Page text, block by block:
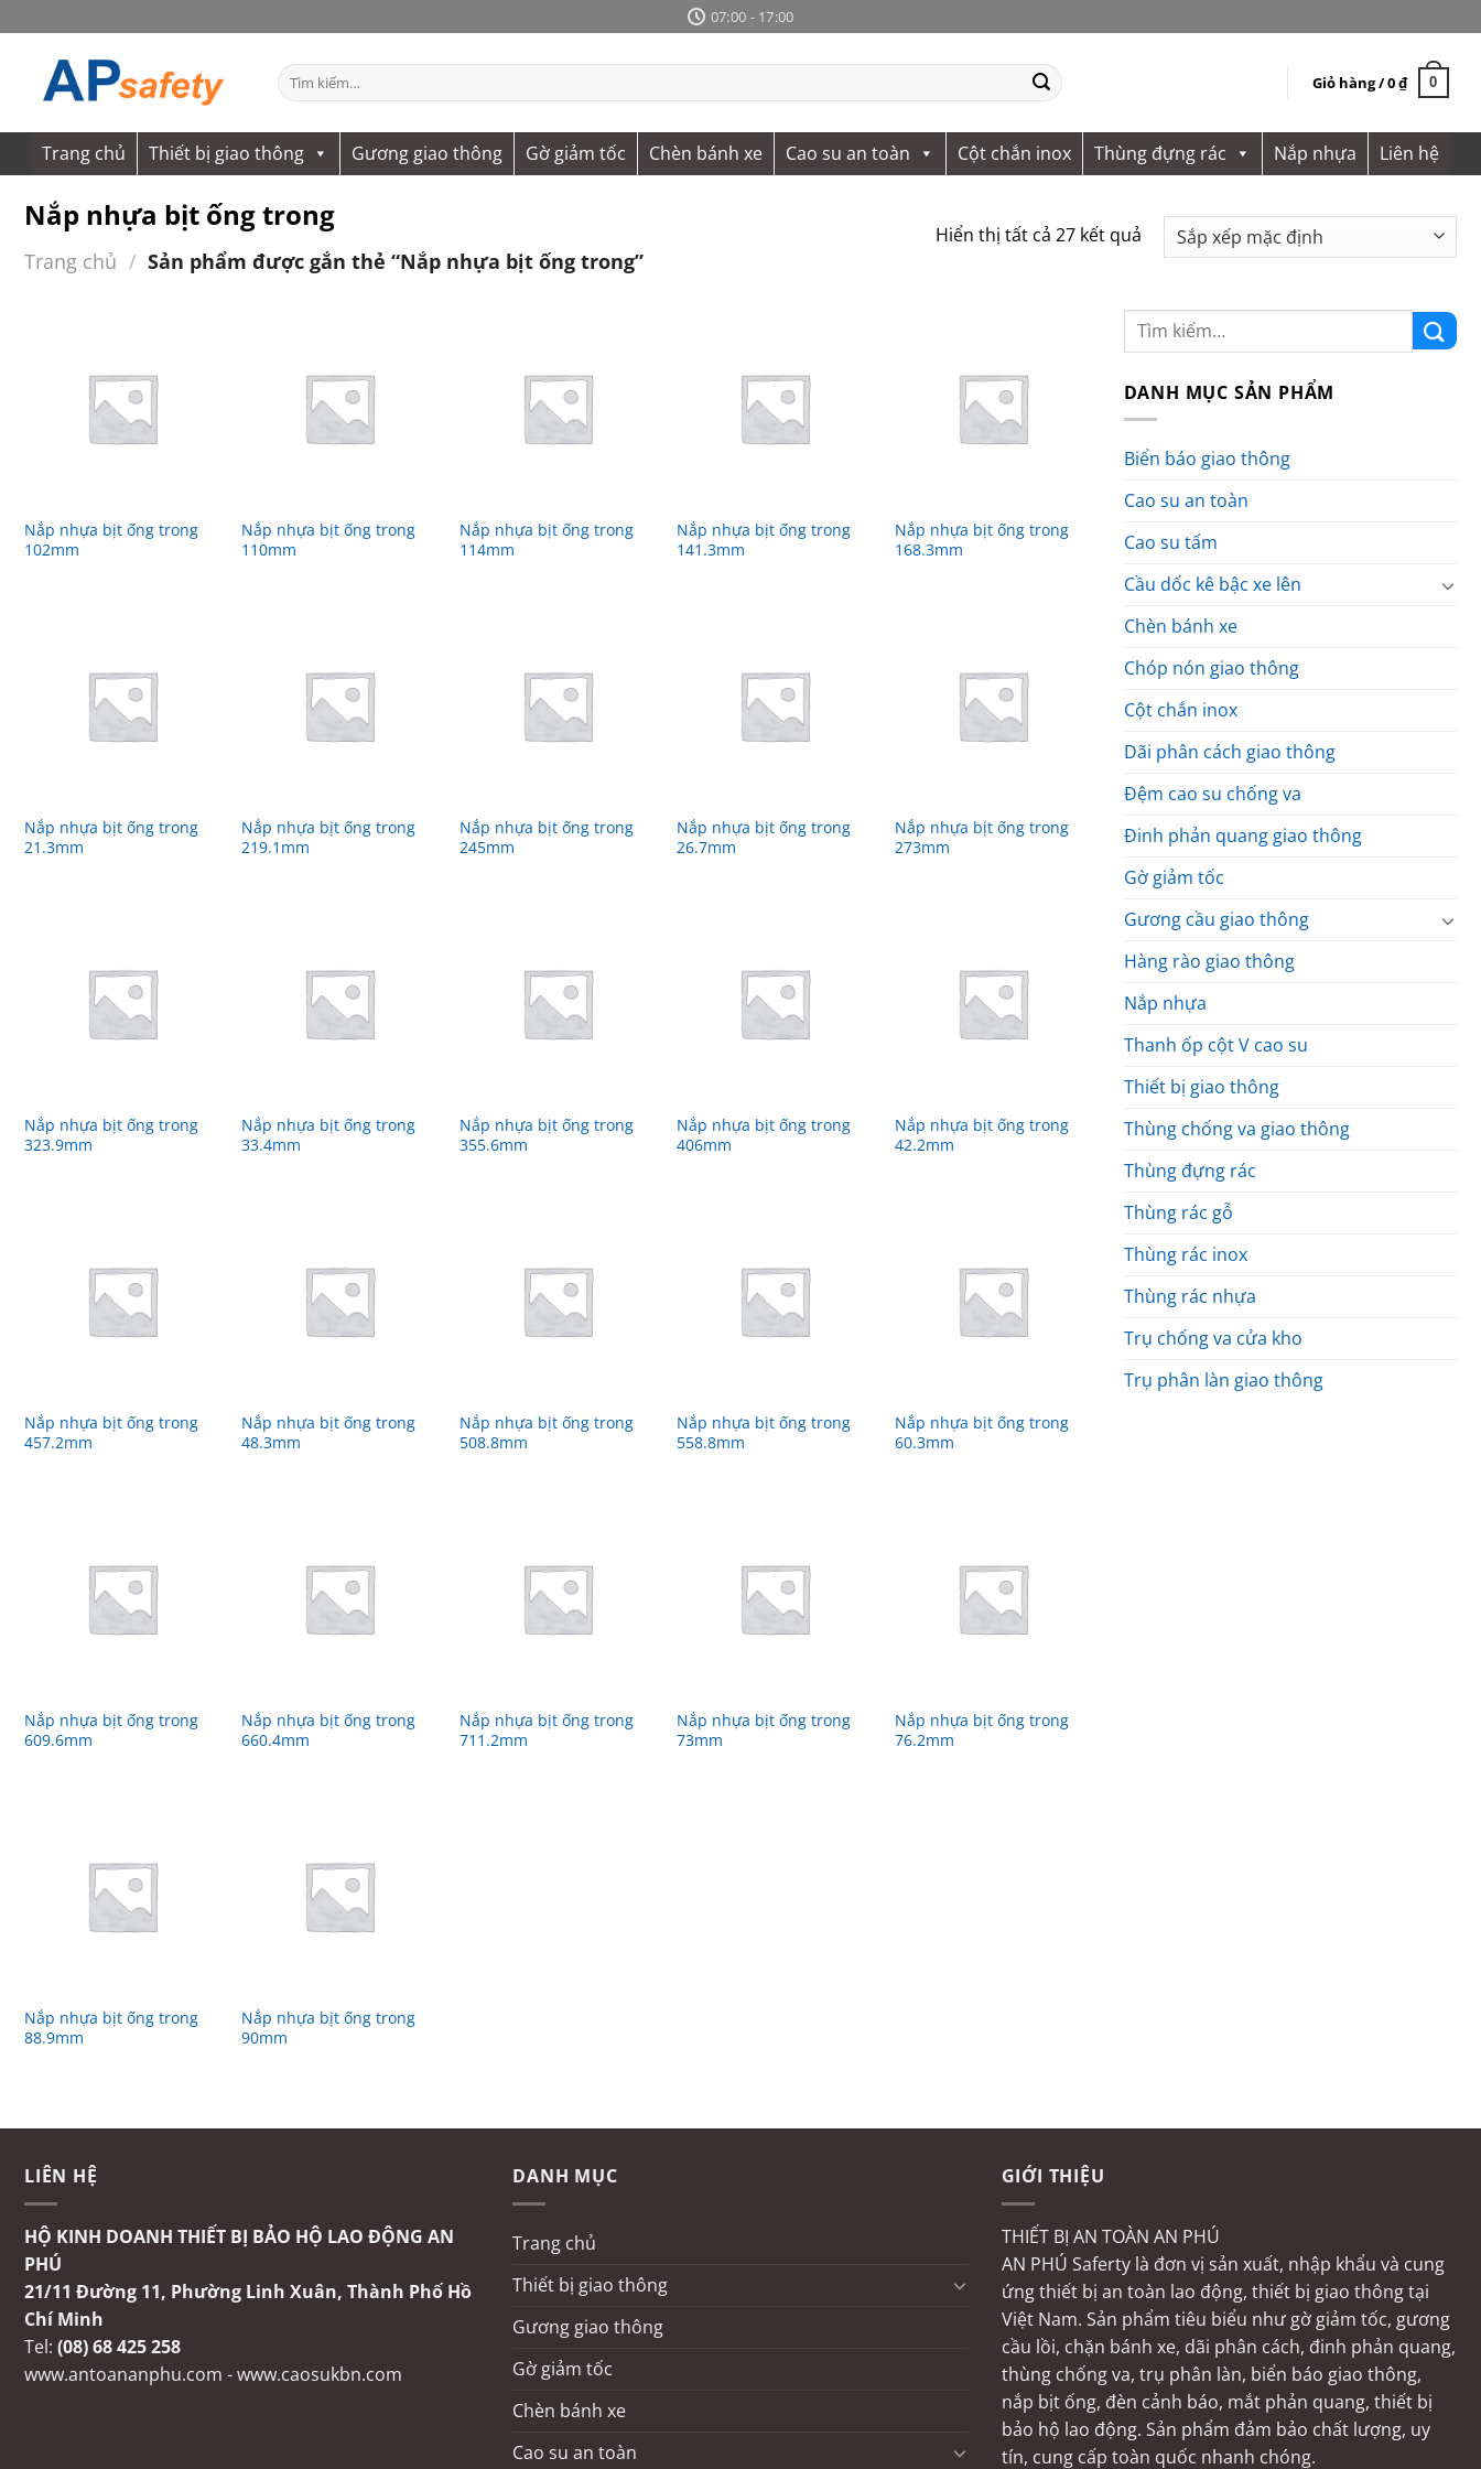
qua
07:00 - 17:00
Tìm
kiếm:
Giỏ hàng /0₫ 0
Trang chủ Thiết bị giao thông Gương giao thông Gờ giảm tốc Chèn bánh xe Cao su an toàn Cột chắn inox Thùng đựng rác Nắp nhựa Liên hệ
Nắp nhựa bịt ống trong
Trang chủ / Sản phẩm được gắn thẻ “Nắp nhựa bịt ống trong”
Hiển thị tất cả 27 kết quả
Nắp nhựa bịt ống trong
102mm
Nắp nhựa bịt ống trong
110mm
Nắp nhựa bịt ống trong
114mm
Nắp nhựa bịt ống trong
141.3mm
Nắp nhựa bịt ống trong
168.3mm
Nắp nhựa bịt ống trong
21.3mm
Nắp nhựa bịt ống trong
219.1mm
Nắp nhựa bịt ống trong
245mm
Nắp nhựa bịt ống trong
26.7mm
Nắp nhựa bịt ống trong
273mm
Nắp nhựa bịt ống trong
323.9mm
Nắp nhựa bịt ống trong
33.4mm
Nắp nhựa bịt ống trong
355.6mm
Nắp nhựa bịt ống trong
406mm
Nắp nhựa bịt ống trong
42.2mm
Nắp nhựa bịt ống trong
457.2mm
Nắp nhựa bịt ống trong
48.3mm
Nắp nhựa bịt ống trong
508.8mm
Nắp nhựa bịt ống trong
558.8mm
Nắp nhựa bịt ống trong
60.3mm
Nắp nhựa bịt ống trong
609.6mm
Nắp nhựa bịt ống trong
660.4mm
Nắp nhựa bịt ống trong
711.2mm
Nắp nhựa bịt ống trong
73mm
Nắp nhựa bịt ống trong
76.2mm
Nắp nhựa bịt ống trong
88.9mm
Nắp nhựa bịt ống trong
90mm
DANH MỤC SẢN PHẨM
Biển báo giao thông
Cao su an toàn
Cao su tấm
Cầu dốc kê bậc xe lên
Chèn bánh xe
Chóp nón giao thông
Cột chắn inox
Dãi phân cách giao thông
Đệm cao su chống va
Đinh phản quang giao thông
Gờ giảm tốc
Gương cầu giao thông
Hàng rào giao thông
Nắp nhựa
Thanh ốp cột V cao su
Thiết bị giao thông
Thùng chống va giao thông
Thùng đựng rác
Thùng rác gỗ
Thùng rác inox
Thùng rác nhựa
Trụ chống va cửa kho
Trụ phân làn giao thông
LIÊN HỆ
HỘ KINH DOANH THIẾT BỊ BẢO HỘ LAO ĐỘNG AN
PHÚ
21/11 Đường 11, Phường Linh Xuân, Thành Phố Hồ
Chí Minh
Tel: (08) 68 425 258
www.antoananphu.com -www.caosukbn.com
DANH MỤC
Trang chủ
Thiết bị giao thông
Gương giao thông
Gờ giảm tốc
Chèn bánh xe
Cao su an toàn
GIỚI THIỆU
THIẾT BỊ AN TOÀN AN PHÚ
AN PHÚ Saferty là đơn vị sản xuất, nhập khẩu và cung
ứng thiết bị an toàn lao động, thiết bị giao thông tại
Việt Nam. Sản phẩm tiêu biểu như gờ giảm tốc, gương
cầu lồi, chặn bánh xe, dãi phân cách, đinh phản quang,
thùng chống va, trụ phân làn, biển báo giao thông,
nắp bịt ống, đèn cảnh báo, mắt phản quang, thiết bị
bảo hộ lao động. Sản phẩm đảm bảo chất lượng, uy
tín, cung cấp toàn quốc nhanh chóng.